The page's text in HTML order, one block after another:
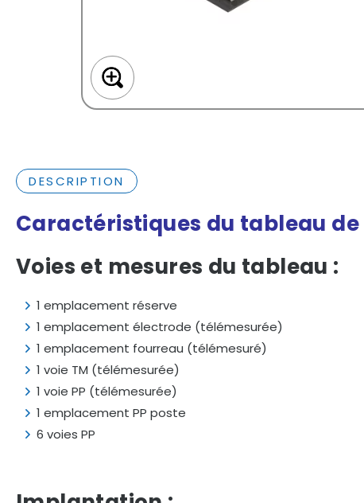
DESCRIPTION
Caractéristiques du tableau de
Voies et mesures du tableau :
1 emplacement réserve
1 emplacement électrode (télémesurée)
1 emplacement fourreau (télémesuré)
1 voie TM (télémesurée)
1 voie PP (télémesurée)
1 emplacement PP poste
6 voies PP